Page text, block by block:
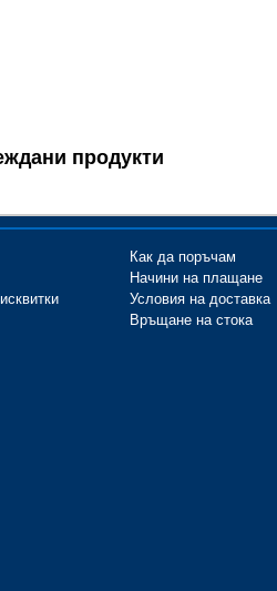
продукти
Как да поръчам
Начини на плащане
Условия на доставка
Връщане на стока